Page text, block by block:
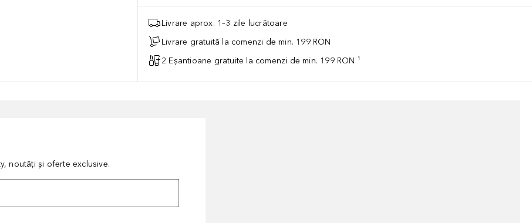
Livrare aprox. 1–3 zile lucrătoare
Livrare gratuită la comenzi de min. 199 RON
2 Eșantioane gratuite la comenzi de min. 199 RON ¹
noutăți și oferte exclusive.